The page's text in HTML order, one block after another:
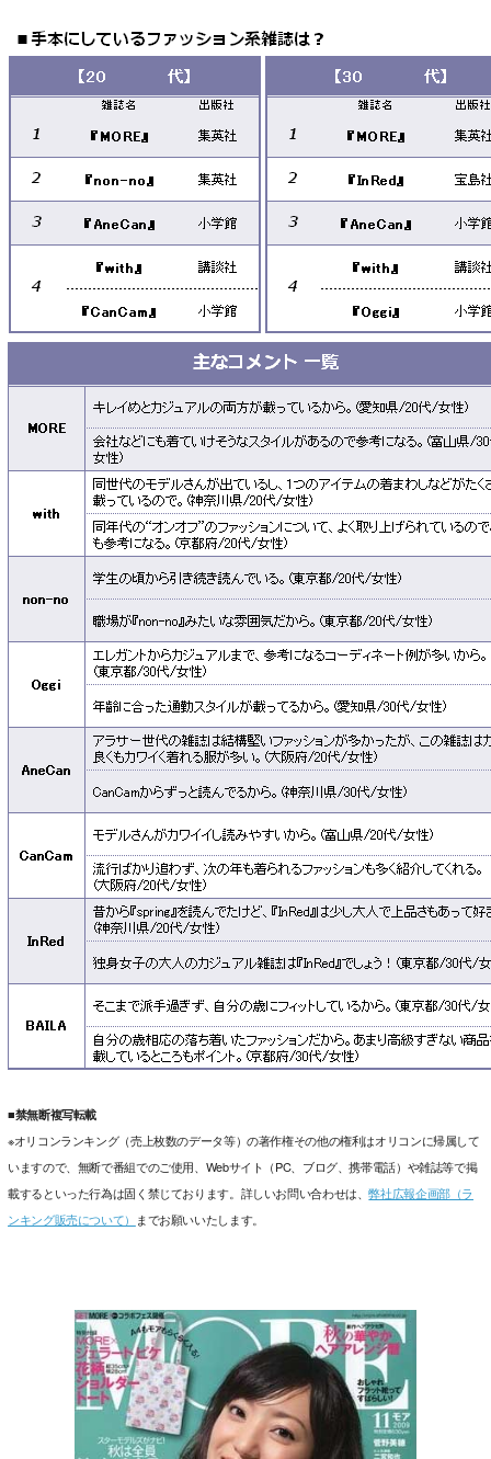
■禁無断複写転載
※オリコンランキング（売上枚数のデータ等）の著作権その他の権利はオリコンに帰属して
いますので、無断で番組でのご使用、Webサイト（PC、ブログ、携帯電話）や雑誌等で掲
載するといった行為は固く禁じております。詳しいお問い合わせは、弊社広報企画部（ラ
ンキング販売について） までお願いいたします。